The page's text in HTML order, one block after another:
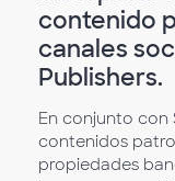
contenido
canales
Publishers.
En conjunto con
contenidos
propiedades